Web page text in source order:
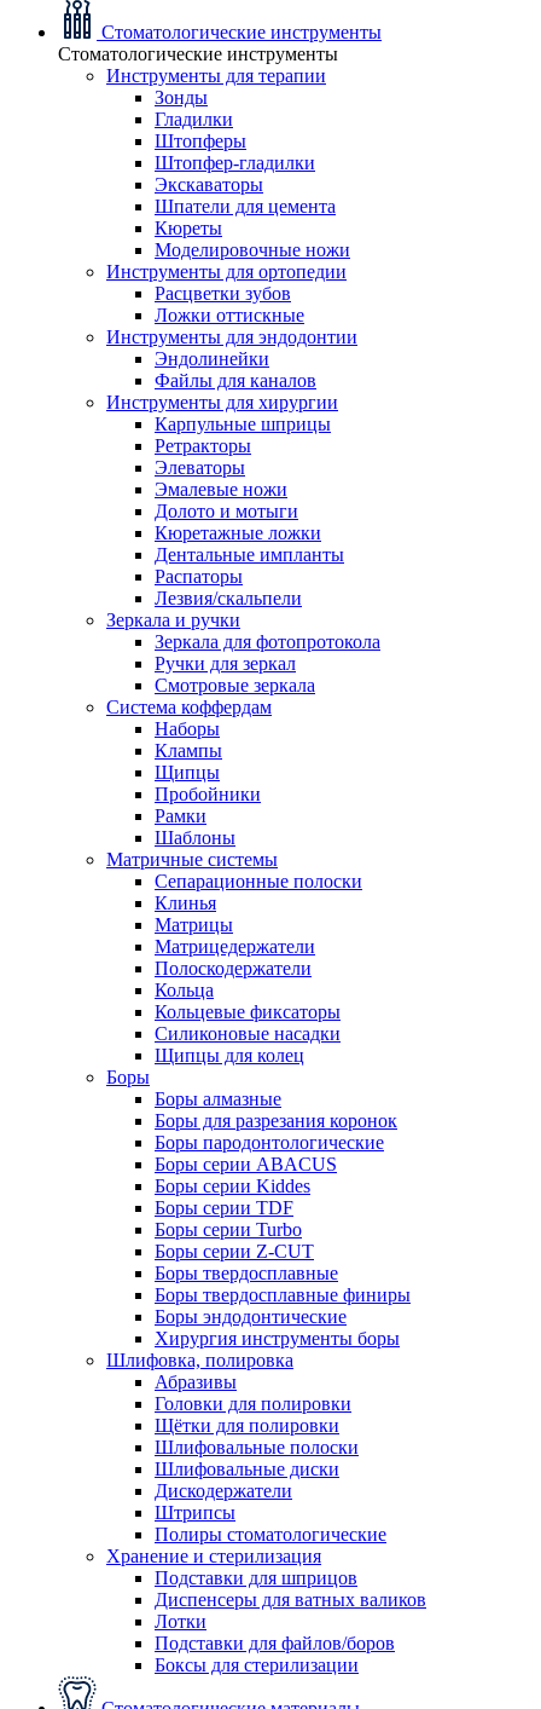
Стоматологические инструменты
Стоматологические инструменты
Инструменты для терапии
Зонды
Гладилки
Штопферы
Штопфер-гладилки
Экскаваторы
Шпатели для цемента
Кюреты
Моделировочные ножи
Инструменты для ортопедии
Расцветки зубов
Ложки оттискные
Инструменты для эндодонтии
Эндолинейки
Файлы для каналов
Инструменты для хирургии
Карпульные шприцы
Ретракторы
Элеваторы
Эмалевые ножи
Долото и мотыги
Кюретажные ложки
Дентальные импланты
Распаторы
Лезвия/скальпели
Зеркала и ручки
Зеркала для фотопротокола
Ручки для зеркал
Смотровые зеркала
Система коффердам
Наборы
Клампы
Щипцы
Пробойники
Рамки
Шаблоны
Матричные системы
Сепарационные полоски
Клинья
Матрицы
Матрицедержатели
Полоскодержатели
Кольца
Кольцевые фиксаторы
Силиконовые насадки
Щипцы для колец
Боры
Боры алмазные
Боры для разрезания коронок
Боры пародонтологические
Боры серии ABACUS
Боры серии Kiddes
Боры серии TDF
Боры серии Turbo
Боры серии Z-CUT
Боры твердосплавные
Боры твердосплавные финиры
Боры эндодонтические
Хирургия инструменты боры
Шлифовка, полировка
Абразивы
Головки для полировки
Щётки для полировки
Шлифовальные полоски
Шлифовальные диски
Дискодержатели
Штрипсы
Полиры стоматологические
Хранение и стерилизация
Подставки для шприцов
Диспенсеры для ватных валиков
Лотки
Подставки для файлов/боров
Боксы для стерилизации